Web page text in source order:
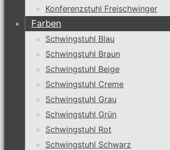
Konferenzstuhl Freischwinger
Farben
Schwingstuhl Blau
Schwingstuhl Braun
Schwingstuhl Beige
Schwingstuhl Creme
Schwingstuhl Grau
Schwingstuhl Grün
Schwingstuhl Rot
Schwingstuhl Schwarz